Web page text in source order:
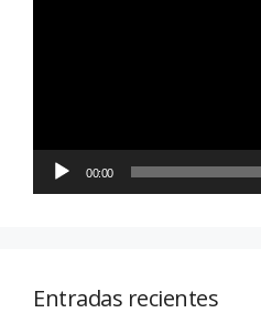
00:00
Entradas recientes